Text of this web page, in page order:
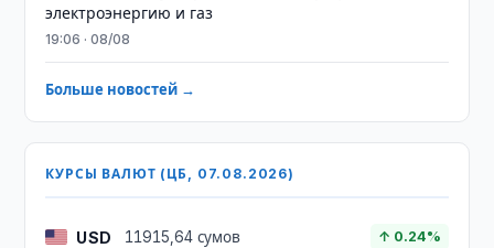
электроэнергию и газ
19:06 · 08/08
Больше новостей →
КУРСЫ ВАЛЮТ (ЦБ, 07.08.2026)
USD 11915,64 сумов ↑ 0.24%